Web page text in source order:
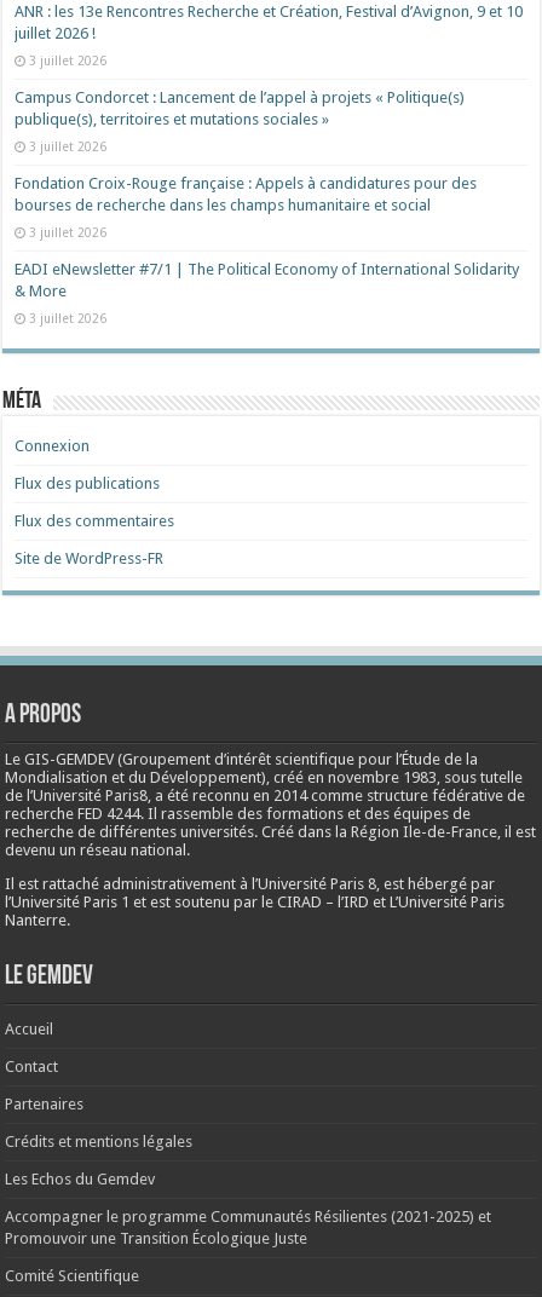
ANR : les 13e Rencontres Recherche et Création, Festival d’Avignon, 9 et 10
juillet 2026 !
3 juillet 2026
Campus Condorcet : Lancement de l’appel à projets « Politique(s)
publique(s), territoires et mutations sociales »
3 juillet 2026
Fondation Croix-Rouge française : Appels à candidatures pour des
bourses de recherche dans les champs humanitaire et social
3 juillet 2026
EADI eNewsletter #7/1 | The Political Economy of International Solidarity
& More
3 juillet 2026
Méta
Connexion
Flux des publications
Flux des commentaires
Site de WordPress-FR
A propos
Le GIS-GEMDEV (Groupement d’intérêt scientifique pour l’Étude de la
Mondialisation et du Développement), créé ennovembre 1983 , sous tutelle
de l’Université Paris8, a été reconnu en 2014 comme structure fédérative de
recherche FED 4244. Il rassemble des formations et des équipes de
recherche de différentes universités. Créé dans la Région Ile-de-France, il est
devenu un réseau national.
Il est rattaché administrativement à l’Université Paris 8, est hébergé par
l’Université Paris 1 et est soutenu par le CIRAD – l’IRD et L’Université Paris
Nanterre.
Le Gemdev
Accueil
Contact
Partenaires
Crédits et mentions légales
Les Echos du Gemdev
Accompagner le programme Communautés Résilientes (2021-2025) et
Promouvoir une Transition Écologique Juste
Comité Scientifique